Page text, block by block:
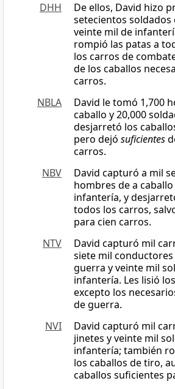
DHH
De ellos, David hizo
setecientos soldados
veinte mil de
rompió las patas a
los carros de
de los caballos
carros.
NBLA
David le tomó 1,700
caballo y 20,000
desjarretó los
pero dejó suficientes
carros.
NBV
David capturó a mil
hombres de a
infantería, y
todos los carros,
para cien carros.
NTV
David capturó mil
siete mil
guerra y veinte mil
infantería. Les lisió
excepto los
de guerra.
NVI
David capturó mil
jinetes y veinte mil
infantería; también
los caballos de tiro,
caballos suficientes